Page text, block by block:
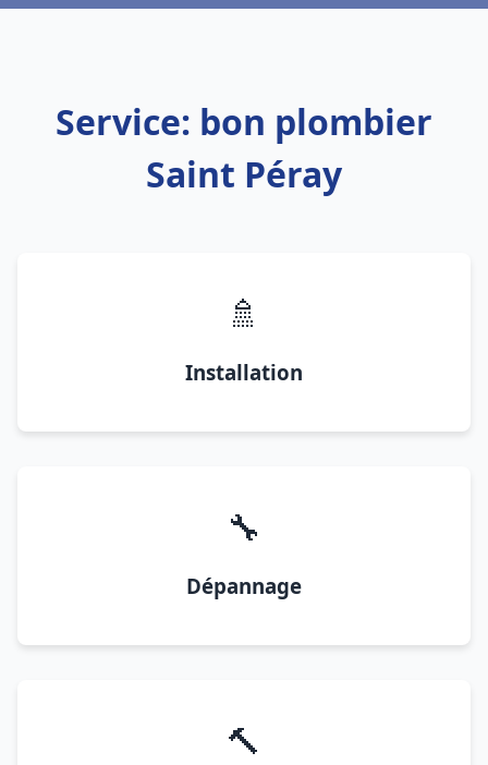
Service: bon plombier
Saint Péray
🚿
Installation
🔧
Dépannage
🔨